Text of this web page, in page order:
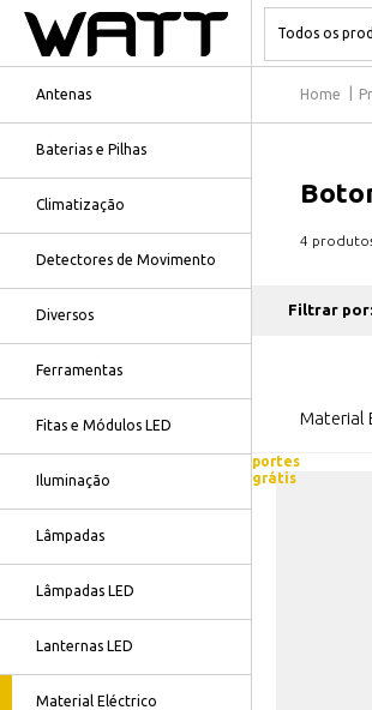
Antenas
Baterias e Pilhas
Climatização
Detectores de Movimento
Diversos
Ferramentas
Fitas e Módulos LED
Iluminação
Lâmpadas
Lâmpadas LED
Lanternas LED
Material Eléctrico
Home
Filtrar por:
4
Material
portes
grátis